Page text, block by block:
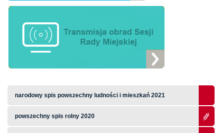
narodowy spis powszechny ludności i mieszkań 2021
powszechny spis rolny 2020